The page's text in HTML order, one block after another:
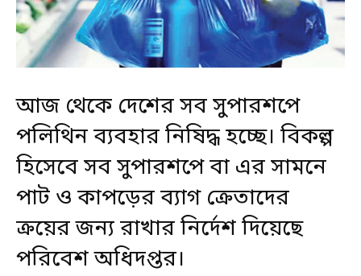
আজ থেকে দেশের সব সুপারশপে
পলিথিন ব্যবহার নিষিদ্ধ হচ্ছে। বিকল্প
হিসেবে সব সুপারশপে বা এর সামনে
পাট ও কাপড়ের ব্যাগ ক্রেতাদের
ক্রয়ের জন্য রাখার নির্দেশ দিয়েছে
পরিবেশ অধিদপ্তর।